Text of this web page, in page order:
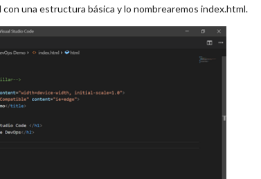
una estructura básica y lo nombrearemos index.html.